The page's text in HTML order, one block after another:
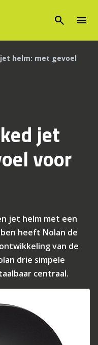
search menu
helm: met gevoel
jet
voor
jet helm met een
heeft Nolan de
van de
drie simpele
centraal.